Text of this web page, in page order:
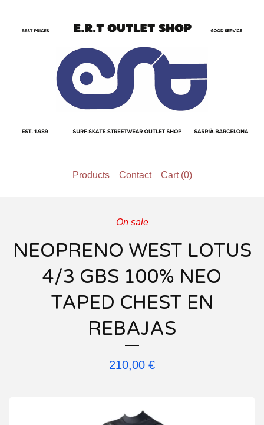
Products Contact Cart (0)
On sale
NEOPRENO WEST LOTUS
4/3 GBS 100% NEO
TAPED CHEST EN
REBAJAS
210,00 €